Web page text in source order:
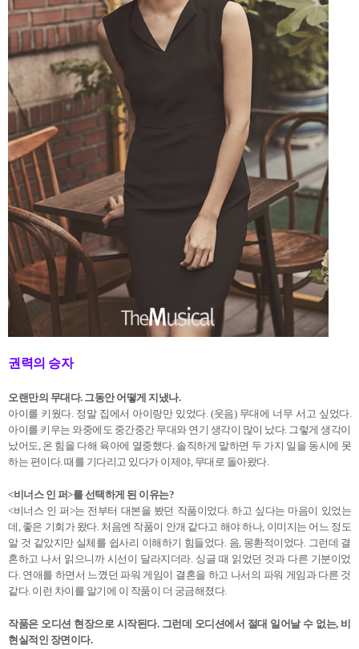
권력의 승자
오랜만의 무대다. 그동안 어떻게 지냈나.
아이를 키웠다. 정말 집에서 아이랑만 있었다. (웃음) 무대에 너무 서고 싶었다.
아이를 키우는 와중에도 중간중간 무대와 연기 생각이 많이 났다. 그렇게 생각이
났어도, 온 힘을 다해 육아에 열중했다. 솔직하게 말하면 두 가지 일을 동시에 못
하는 편이다. 때를 기다리고 있다가 이제야, 무대로 돌아왔다.
<비너스 인 퍼>를 선택하게 된 이유는?
<비너스 인 퍼>는 전부터 대본을 봤던 작품이었다. 하고 싶다는 마음이 있었는
데, 좋은 기회가 왔다. 처음엔 작품이 안개 같다고 해야 하나, 이미지는 어느 정도
알 것 같았지만 실체를 쉽사리 이해하기 힘들었다. 음, 몽환적이었다. 그런데 결
혼하고 나서 읽으니까 시선이 달라지더라. 싱글 때 읽었던 것과 다른 기분이었
다. 연애를 하면서 느꼈던 파워 게임이 결혼을 하고 나서의 파워 게임과 다른 것
같다. 이런 차이를 알기에 이 작품이 더 궁금해졌다.
작품은 오디션 현장으로 시작된다. 그런데 오디션에서 절대 일어날 수 없는, 비
현실적인 장면이다.